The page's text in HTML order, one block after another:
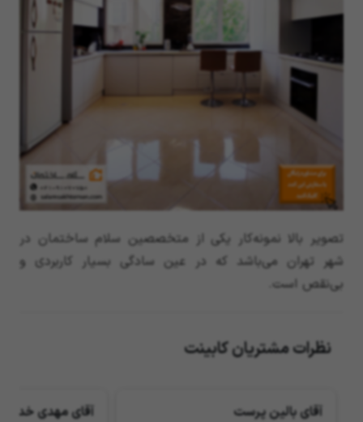
تصویر بالا نمونه‌کار یکی از متخصصین سلام ساختمان در
شهر تهران می‌باشد که در عین سادگی بسیار کاربردی و
بی‌نقص است.
نظرات مشتریان کابینت
آقای بالین پرست آقای مهدی